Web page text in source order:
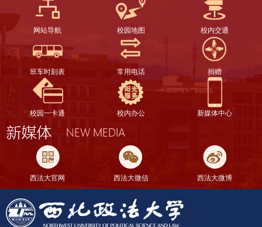
网站导航 校园地图 校内交通
班车时刻表 常用电话 捐赠
校园一卡通 校内办公 新媒体中心
西法大官网 西法大微信 西法大微博